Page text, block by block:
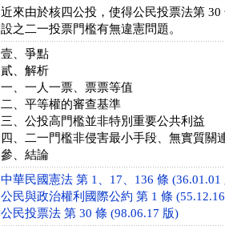
近來由於核四公投，使得公民投票法第
設之二一投票門檻有無違憲問題。
壹、爭點
貳、解析
一、一人一票、票票等值
二、平等權的審查基準
三、公投高門檻並非特別重要公共利益
四、二一門檻非侵害最小手段、無實質關
參、結論
中華民國憲法 第 1、17、136 條 (36.01.01
公民與政治權利國際公約 第 1 條
公民投票法 第 30 條 (98.06.17 版)